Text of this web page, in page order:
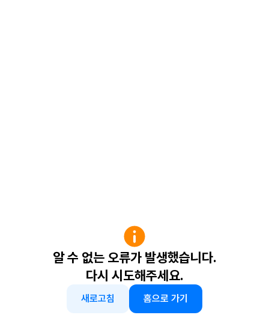
알 수 없는 오류가 발생했습니다.
다시 시도해주세요.
새로고침 홈으로 가기